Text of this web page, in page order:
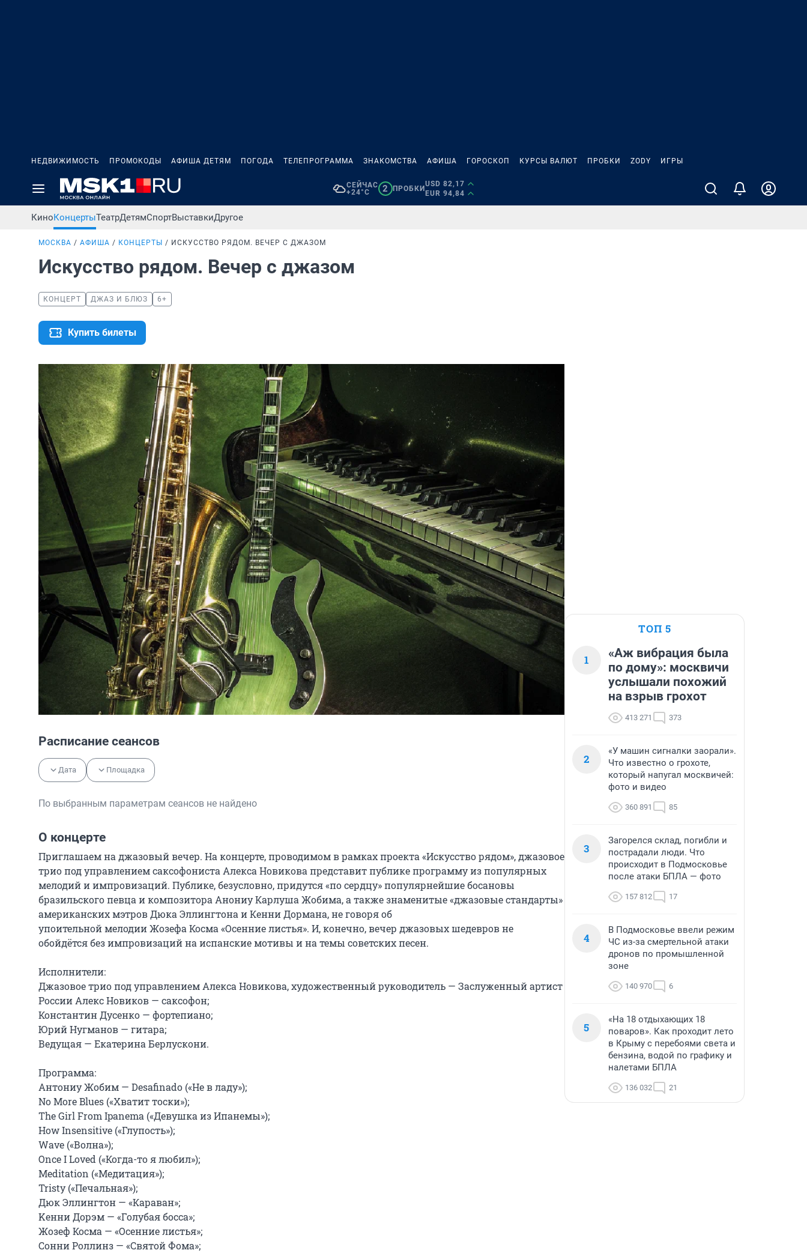
НЕДВИЖИМОСТЬ ПРОМОКОДЫ АФИША ДЕТЯМ ПОГОДА ТЕЛЕПРОГРАММА ЗНАКОМСТВА АФИША ГОРОСКОП КУРСЫ ВАЛЮТ ПРОБКИ ZODY ИГРЫ
СЕЙЧАС
+24°C
2 ПРОБКИ
USD 82,17
EUR 94,84
КиноКонцертыТеатрДетямСпортВыставкиДругое
МОСКВА АФИША КОНЦЕРТЫ ИСКУССТВО РЯДОМ. ВЕЧЕР С ДЖАЗОМ
Искусство рядом. Вечер с джазом
КОНЦЕРТ ДЖАЗ И БЛЮЗ 6+
Купить билеты
Расписание сеансов
Дата Площадка
По выбранным параметрам сеансов не найдено
О концерте
Приглашаем на джазовый вечер. На концерте, проводимом в рамках проекта «Искусство рядом», джазовое
трио под управлением саксофониста Алекса Новикова представит публике программу из популярных
мелодий и импровизаций. Публике, безусловно, придутся «по сердцу» популярнейшие босановы
бразильского певца и композитора Анониу Карлуша Жобима, а также знаменитые «джазовые стандарты»
американских мэтров Дюка Эллингтона и Кенни Дормана, не говоря об
упоительной мелодии Жозефа Косма «Осенние листья». И, конечно, вечер джазовых шедевров не
обойдётся без импровизаций на испанские мотивы и на темы советских песен.
Исполнители:
Джазовое трио под управлением Алекса Новикова, художественный руководитель — Заслуженный артист
России Алекс Новиков — саксофон;
Константин Дусенко — фортепиано;
Юрий Нугманов — гитара;
Ведущая — Екатерина Берлускони.
Программа:
Aнтониу Жобим — Desafinado («Не в ладу»);
No More Blues («Хватит тоски»);
The Girl From Ipanema («Девушка из Ипанемы»);
How Insensitive («Глупость»);
Wave («Волна»);
Once I Loved («Когда-то я любил»);
Meditation («Медитация»);
Tristy («Печальная»);
Дюк Эллингтон — «Караван»;
Kенни Дорэм — «Голубая босса»;
Жозеф Косма — «Осенние листья»;
Сонни Роллинз — «Святой Фома»;
ТОП 5
1
«Аж вибрация была
по дому»: москвичи
услышали похожий
на взрыв грохот
413 271 373
2
«У машин сигналки заорали».
Что известно о грохоте,
который напугал москвичей:
фото и видео
360 891 85
3
Загорелся склад, погибли и
пострадали люди. Что
происходит в Подмосковье
после атаки БПЛА — фото
157 812 17
4
В Подмосковье ввели режим
ЧС из-за смертельной атаки
дронов по промышленной
зоне
140 970 6
5
«На 18 отдыхающих 18
поваров». Как проходит лето
в Крыму с перебоями света и
бензина, водой по графику и
налетами БПЛА
136 032 21